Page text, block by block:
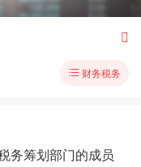

 财务税务
务筹划部门的成员